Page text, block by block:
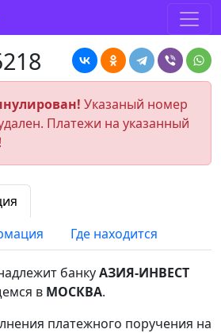
Указаный номер
Платежи на указанный
Где находится
банкуАЗИЯ-ИНВЕСТ
в МОСКВА.
платежного поручения на